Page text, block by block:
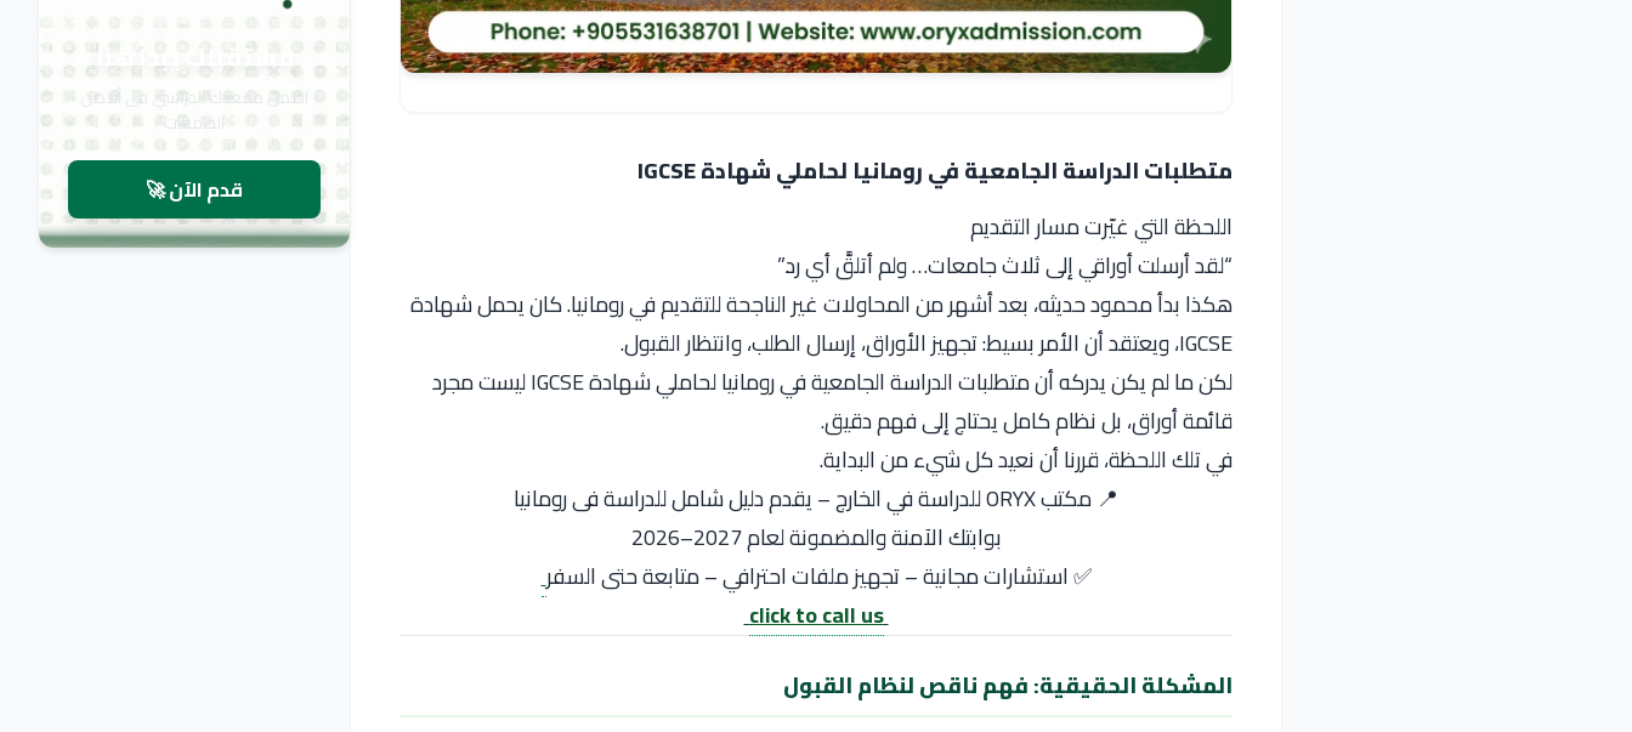
متطلبات الدراسة الجامعية في رومانيا لحاملي شهادة IGCSE
اللحظة التي غيّرت مسار التقديم
“لقد أرسلت أوراقي إلى ثلاث جامعات… ولم أتلقَّ أي رد.”
هكذا بدأ محمود حديثه، بعد أشهر من المحاولات غير الناجحة للتقديم في رومانيا. كان يحمل شهادة
IGCSE، ويعتقد أن الأمر بسيط: تجهيز الأوراق، إرسال الطلب، وانتظار القبول.
لكن ما لم يكن يدركه أن متطلبات الدراسة الجامعية في رومانيا لحاملي شهادة IGCSE ليست مجرد
قائمة أوراق، بل نظام كامل يحتاج إلى فهم دقيق.
في تلك اللحظة، قررنا أن نعيد كل شيء من البداية.
📍 مكتب ORYX للدراسة في الخارج – يقدم دليل شامل للدراسة فى رومانيا
بوابتك الآمنة والمضمونة لعام 2027–2026
✅ استشارات مجانية – تجهيز ملفات احترافي – متابعة حتى السفر
click to call us
المشكلة الحقيقية: فهم ناقص لنظام القبول
مستقبلك يبدأ هنا
اضمن مقعدك الدراسي في أفضل
الجامعات
قدم الآن 🚀